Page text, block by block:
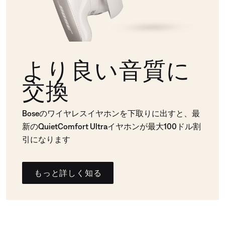
より良い音質に
交換
Boseのワイヤレスイヤホンを下取りに出すと、最
新のQuietComfort Ultraイヤホンが最大100ドル割
引になります
もっと詳しく知る